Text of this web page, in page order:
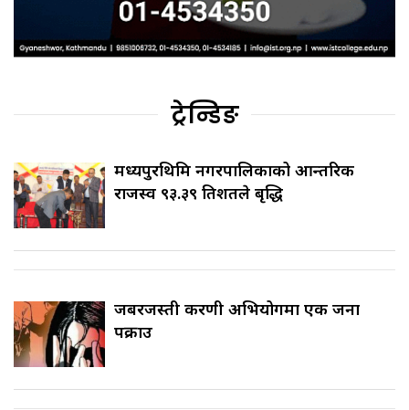
ट्रेन्डिङ
मध्यपुरथिमि नगरपालिकाको आन्तरिक
राजस्व ९३.३९ प्रतिशतले बृद्धि
जबरजस्ती करणी अभियोगमा एक जना
पक्राउ